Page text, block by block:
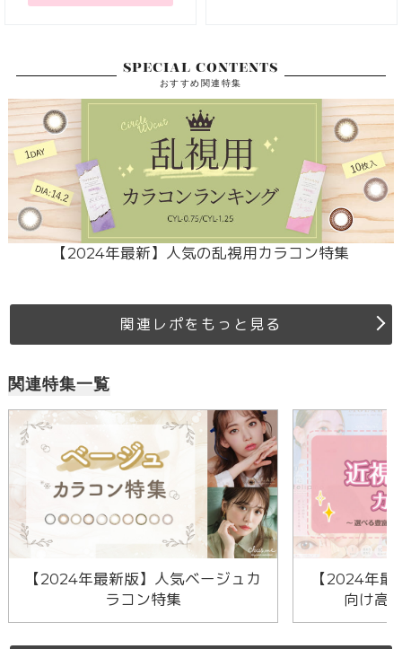
SPECIAL CONTENTS
おすすめ関連特集
【2024年最新】人気の乱視用カラコン特集
関連レポをもっと見る
関連特集一覧
【2024年最新版】人気ベージュカ
ラコン特集
【2024年
向け高